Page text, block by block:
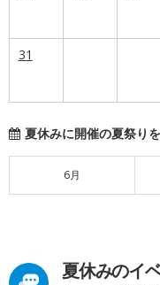
31
夏休みに開催の夏祭り
6月
夏休みのイ